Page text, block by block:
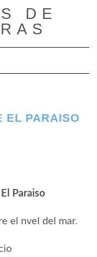
DE
modo de navegación
EL PARAISO
Paraiso
el nvel del mar.